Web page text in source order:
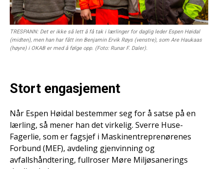
TRESPANN: Det er ikke så lett å få tak i lærlinger for daglig leder Espen Høidal
(midten), men han har fått inn Benjamin Ervik Røys (venstre), som Are Haukaas
(høyre) i OKAB er med å følge opp. (Foto: Runar F. Daler).
Stort engasjement
Når Espen Høidal bestemmer seg for å satse på en
lærling, så mener han det virkelig. Sverre Huse-
Fagerlie, som er fagsjef i Maskinentreprenørenes
Forbund (MEF), avdeling gjenvinning og
avfallshåndtering, fullroser Møre Miljøsanerings